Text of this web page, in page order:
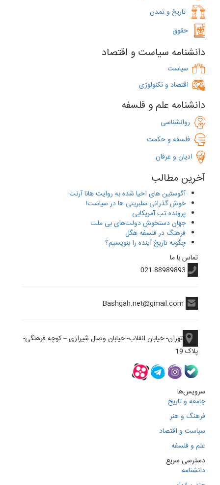
تاریخ و تمدن
حقوق
دانشنامه سیاست و اقتصاد
سیاست
اقتصاد و تکنولوژی
دانشنامه علم و فلسفه
روانشناسی
فلسفه و حکمت
ادیان و عرفان
آخرین مطالب
آگوستین های احیا شده به ‌روایت هانا آرنت
خوش گذرانی سلبریتی ها در سیاست!
پرونده تب آمریکایی
جهان دستخوش دولت‌های بی ملت
فرهنگ در فلسفه هگل
چگونه تاریخ آینده را بنویسیم؟
تماس با ما
تهران- خیابان انقلاب- خیابان وصال شیرازی – کوچه فرهنگی-
پلاک 19
سرویس‌ها
جامعه و تاریخ
فرهنگ و هنر
سیاست و اقتصاد
علم و فلسفه
دسترسی سریع
دانشنامه